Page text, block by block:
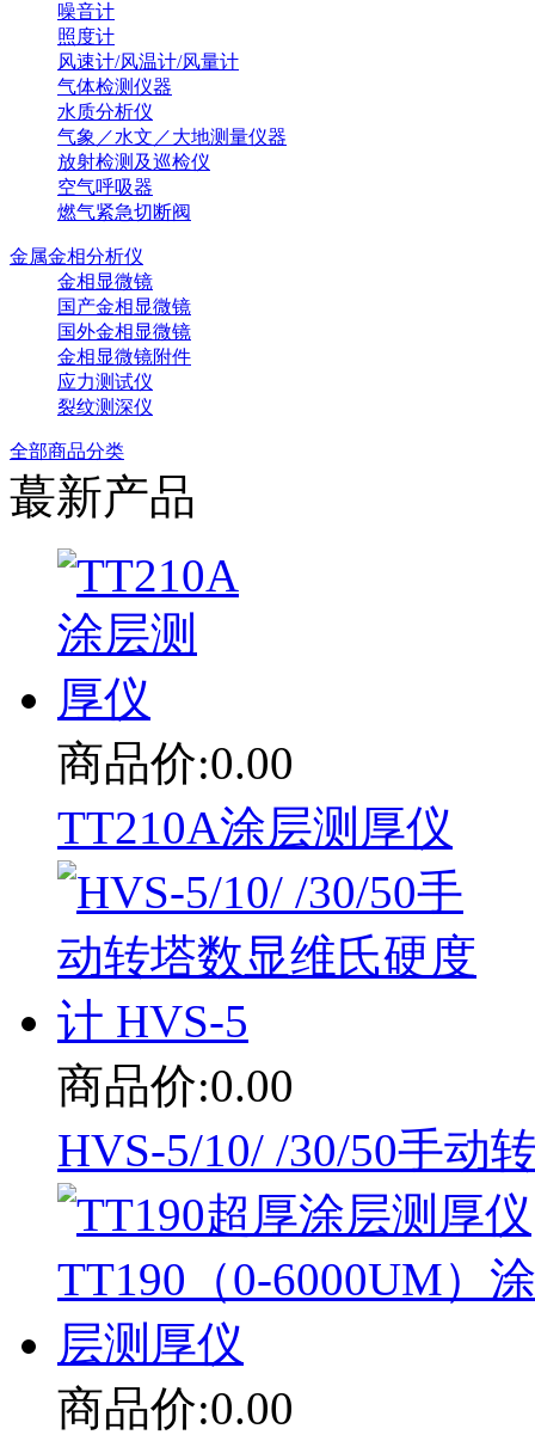
噪音计
照度计
风速计/风温计/风量计
气体检测仪器
水质分析仪
气象／水文／大地测量仪器
放射检测及巡检仪
空气呼吸器
燃气紧急切断阀
金属金相分析仪
金相显微镜
国产金相显微镜
国外金相显微镜
金相显微镜附件
应力测试仪
裂纹测深仪
全部商品分类
蕞新产品
商品价:0.00
TT210A涂层测厚仪
商品价:0.00
HVS-5/10/ /30/50手动
商品价:0.00